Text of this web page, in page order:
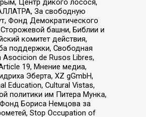
Центр дикого лосося,
За свободную
Фонд Демократического
башни, Библии и
комитет действия,
поддержки, Свободная
de Rusos Libres,
19, Мнение медиа,
Эберта, XZ gGmbH,
Education, Cultural Vistas,
политики им Питера Мунка,
Бориса Немцова за
Stop Occupation of